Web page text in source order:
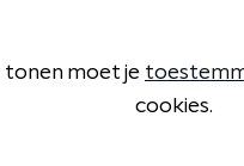
tonen moet je
cookies.